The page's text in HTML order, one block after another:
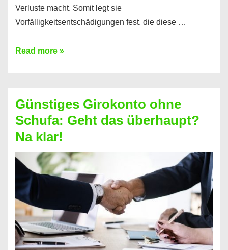
Verluste macht. Somit legt sie
Vorfälligkeitsentschädigungen fest, die diese …
Kredit
dabei
profitieren
–
So
funktioniert’s
Read more »
Günstiges Girokonto ohne
Schufa: Geht das überhaupt?
Na klar!